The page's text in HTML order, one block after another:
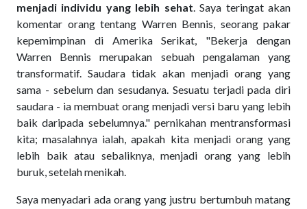
menjadi individu yang lebih sehat. Saya teringat akan
komentar orang tentang Warren Bennis, seorang pakar
kepemimpinan di Amerika Serikat, "Bekerja dengan
Warren Bennis merupakan sebuah pengalaman yang
transformatif. Saudara tidak akan menjadi orang yang
sama - sebelum dan sesudanya. Sesuatu terjadi pada diri
saudara - ia membuat orang menjadi versi baru yang lebih
baik daripada sebelumnya." pernikahan mentransformasi
kita; masalahnya ialah, apakah kita menjadi orang yang
lebih baik atau sebaliknya, menjadi orang yang lebih
buruk, setelah menikah.
Saya menyadari ada orang yang justru bertumbuh matang